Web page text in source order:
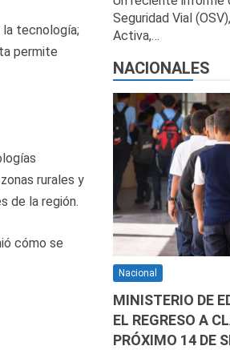
la tecnología;
permite
rurales y
de la región.
cómo se
Seguridad Vial
Activa,…
NACIONALES
Nacional
MINISTERIO DE
EL REGRESO A
PRÓXIMO 14 DE